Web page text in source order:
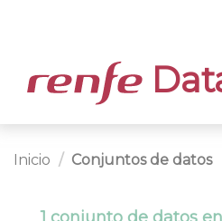
Inicio Conjuntos de datos